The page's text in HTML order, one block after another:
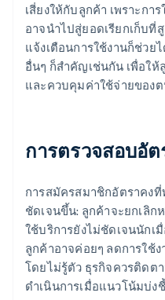
เสี่ยงให้กับลูกค้า เพราะก
อาจนำไปสู่ยอดเรียกเก็บที่
แจ้งเตือนการใช้งานก็ช่วย
อื่นๆ ก็สำคัญเช่นกัน เพื่อใ
และควบคุมค่าใช้จ่ายของต
การตรวจสอบอัต
การสมัครสมาชิกอัตราคงที่
ชัดเจนขึ้น: ลูกค้าจะยกเลิก
ใช้บริการยังไม่ชัดเจนนักเ
ลูกค้าอาจค่อยๆ ลดการใช้
โดยไม่รู้ตัว ธุรกิจควรติดต
ดำเนินการเมื่อแนวโน้มบ่ง